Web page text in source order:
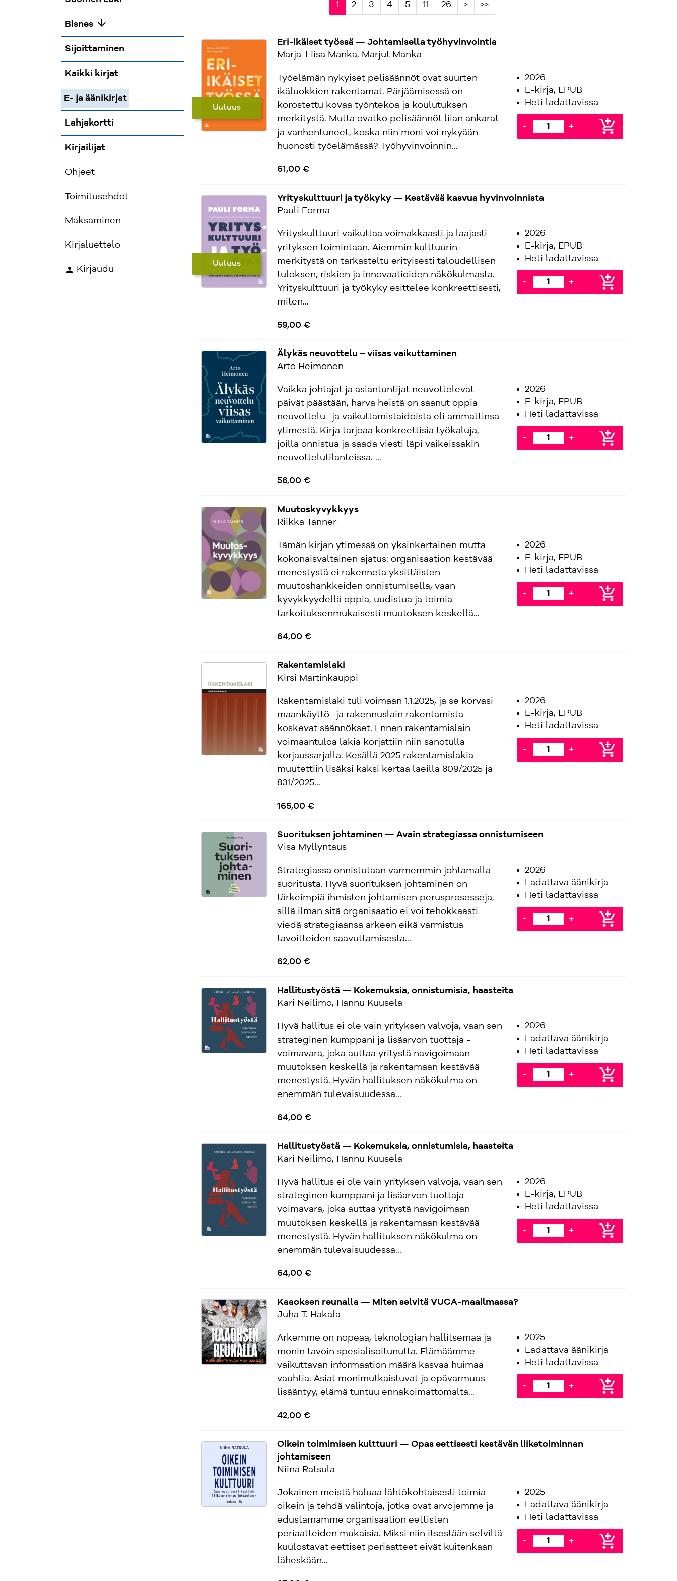
Bisnes arrow_downward
Sijoittaminen
Kaikki kirjat
E- ja äänikirjat
Lahjakortti
Kirjailijat
Ohjeet
Toimitusehdot
Maksaminen
Kirjaluettelo
Kirjaudu
1 2 3 4 5 11 26 > >>
Uutuus
Eri-ikäiset työssä — Johtamisella työhyvinvointia
Marja-Liisa Manka, Marjut Manka
Työelämän nykyiset pelisäännöt ovat suurten
ikäluokkien rakentamat. Pärjäämisessä on
korostettu kovaa työntekoa ja koulutuksen
merkitystä. Mutta ovatko pelisäännöt liian ankarat
ja vanhentuneet, koska niin moni voi nykyään
huonosti työelämässä? Työhyvinvoinnin...
61,00 €
2026
E-kirja, EPUB
Heti ladattavissa
- + add_shopping_cart
Uutuus
Yrityskulttuuri ja työkyky — Kestävää kasvua hyvinvoinnista
Pauli Forma
Yrityskulttuuri vaikuttaa voimakkaasti ja laajasti
yrityksen toimintaan. Aiemmin kulttuurin
merkitystä on tarkasteltu erityisesti taloudellisen
tuloksen, riskien ja innovaatioiden näkökulmasta.
Yrityskulttuuri ja työkyky esittelee konkreettisesti,
miten...
59,00 €
2026
E-kirja, EPUB
Heti ladattavissa
- + add_shopping_cart
Älykäs neuvottelu – viisas vaikuttaminen
Arto Heimonen
Vaikka johtajat ja asiantuntijat neuvottelevat
päivät päästään, harva heistä on saanut oppia
neuvottelu- ja vaikuttamistaidoista eli ammattinsa
ytimestä. Kirja tarjoaa konkreettisia työkaluja,
joilla onnistua ja saada viesti läpi vaikeissakin
neuvottelutilanteissa. ...
56,00 €
2026
E-kirja, EPUB
Heti ladattavissa
- + add_shopping_cart
Muutoskyvykkyys
Riikka Tanner
Tämän kirjan ytimessä on yksinkertainen mutta
kokonaisvaltainen ajatus: organisaation kestävää
menestystä ei rakenneta yksittäisten
muutoshankkeiden onnistumisella, vaan
kyvykkyydellä oppia, uudistua ja toimia
tarkoituksenmukaisesti muutoksen keskellä...
64,00 €
2026
E-kirja, EPUB
Heti ladattavissa
- + add_shopping_cart
Rakentamislaki
Kirsi Martinkauppi
Rakentamislaki tuli voimaan 1.1.2025, ja se korvasi
maankäyttö- ja rakennuslain rakentamista
koskevat säännökset. Ennen rakentamislain
voimaantuloa lakia korjattiin niin sanotulla
korjaussarjalla. Kesällä 2025 rakentamislakia
muutettiin lisäksi kaksi kertaa laeilla 809/2025 ja
831/2025...
165,00 €
2026
E-kirja, EPUB
Heti ladattavissa
- + add_shopping_cart
Suorituksen johtaminen — Avain strategiassa onnistumiseen
Visa Myllyntaus
Strategiassa onnistutaan varmemmin johtamalla
suoritusta. Hyvä suorituksen johtaminen on
tärkeimpiä ihmisten johtamisen perusprosesseja,
sillä ilman sitä organisaatio ei voi tehokkaasti
viedä strategiaansa arkeen eikä varmistua
tavoitteiden saavuttamisesta...
62,00 €
2026
Ladattava äänikirja
Heti ladattavissa
- + add_shopping_cart
Hallitustyöstä — Kokemuksia, onnistumisia, haasteita
Kari Neilimo, Hannu Kuusela
Hyvä hallitus ei ole vain yrityksen valvoja, vaan sen
strateginen kumppani ja lisäarvon tuottaja -
voimavara, joka auttaa yritystä navigoimaan
muutoksen keskellä ja rakentamaan kestävää
menestystä. Hyvän hallituksen näkökulma on
enemmän tulevaisuudessa...
64,00 €
2026
Ladattava äänikirja
Heti ladattavissa
- + add_shopping_cart
Hallitustyöstä — Kokemuksia, onnistumisia, haasteita
Kari Neilimo, Hannu Kuusela
Hyvä hallitus ei ole vain yrityksen valvoja, vaan sen
strateginen kumppani ja lisäarvon tuottaja -
voimavara, joka auttaa yritystä navigoimaan
muutoksen keskellä ja rakentamaan kestävää
menestystä. Hyvän hallituksen näkökulma on
enemmän tulevaisuudessa...
64,00 €
2026
E-kirja, EPUB
Heti ladattavissa
- + add_shopping_cart
Kaaoksen reunalla — Miten selvitä VUCA-maailmassa?
Juha T. Hakala
Arkemme on nopeaa, teknologian hallitsemaa ja
monin tavoin spesialisoitunutta. Elämäämme
vaikuttavan informaation määrä kasvaa huimaa
vauhtia. Asiat monimutkaistuvat ja epävarmuus
lisääntyy, elämä tuntuu ennakoimattomalta...
42,00 €
2025
Ladattava äänikirja
Heti ladattavissa
- + add_shopping_cart
Oikein toimimisen kulttuuri — Opas eettisesti kestävän liiketoiminnan
johtamiseen
Niina Ratsula
Jokainen meistä haluaa lähtökohtaisesti toimia
oikein ja tehdä valintoja, jotka ovat arvojemme ja
edustamamme organisaation eettisten
periaatteiden mukaisia. Miksi niin itsestään selviltä
kuulostavat eettiset periaatteet eivät kuitenkaan
läheskään...
2025
Ladattava äänikirja
Heti ladattavissa
- + add_shopping_cart